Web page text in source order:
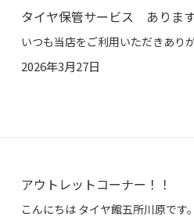
タイヤ保管サービス あります
2026年3月27日
アウトレットコーナー！！